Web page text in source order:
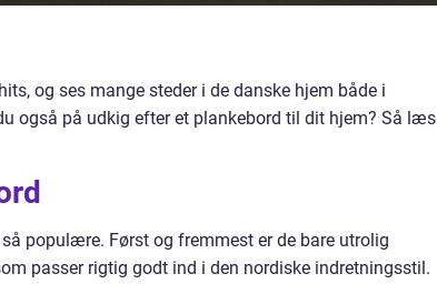
og ses mange steder i de danske hjem både i
også på udkig efter et plankebord til dit hjem? Så læs
populære. Først og fremmest er de bare utrolig
passer rigtig godt ind i den nordiske indretningsstil.